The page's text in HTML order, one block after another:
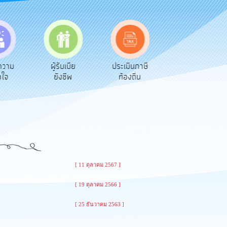
าม
จ
ผู้รับเบีย
ยังชีพ
ประเมินภาษี
ท้องถิ่น
ทะเบียน
พาณิชย์
[ 11 ตุลาคม 2567 ]
[ 19 ตุลาคม 2566 ]
[ 25 ธันวาคม 2563 ]